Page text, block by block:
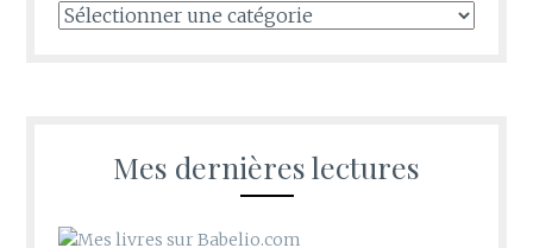
Tous
Mes dernières lectures